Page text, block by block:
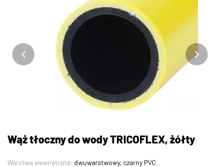
Wąż tłoczny do wody TRICOFLEX, żółty
Warstwa wewnętrzna: dwuwarstwowy, czarny PVC.